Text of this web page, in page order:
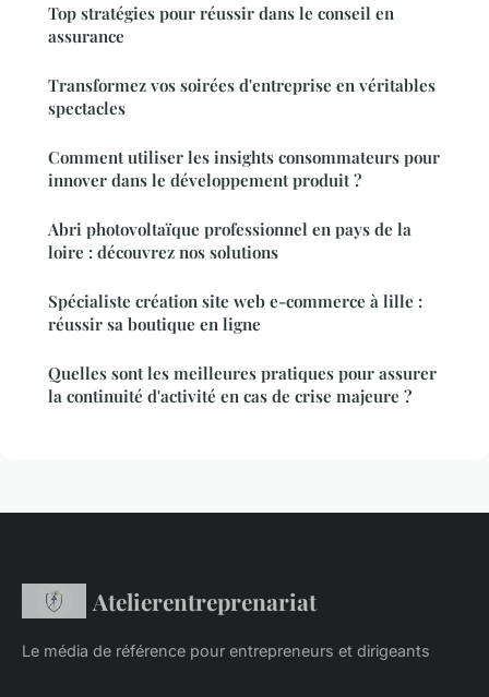
Top stratégies pour réussir dans le conseil en
assurance
Transformez vos soirées d'entreprise en véritables
spectacles
Comment utiliser les insights consommateurs pour
innover dans le développement produit ?
Abri photovoltaïque professionnel en pays de la
loire : découvrez nos solutions
Spécialiste création site web e-commerce à lille :
réussir sa boutique en ligne
Quelles sont les meilleures pratiques pour assurer
la continuité d'activité en cas de crise majeure ?
Atelierentreprenariat
Le média de référence pour entrepreneurs et dirigeants